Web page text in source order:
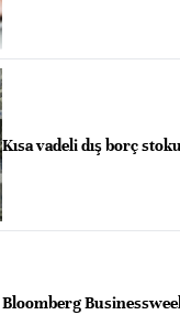
Kısa vadeli dış borç
Bloomberg